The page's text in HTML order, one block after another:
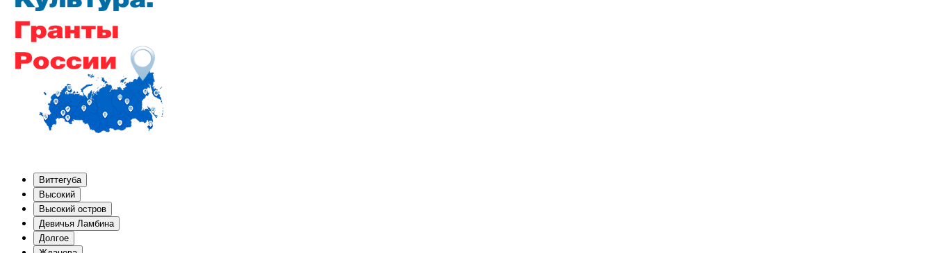
Виттегуба
Высокий
Высокий остров
Девичья Ламбина
Долгое